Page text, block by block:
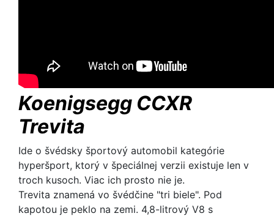
Koenigsegg CCXR
Trevita
Ide o švédsky športový automobil kategórie
hyperšport, ktorý v špeciálnej verzii existuje len v
troch kusoch. Viac ich prosto nie je.
Trevita znamená vo švédčine "tri biele". Pod
kapotou je peklo na zemi. 4,8-litrový V8 s